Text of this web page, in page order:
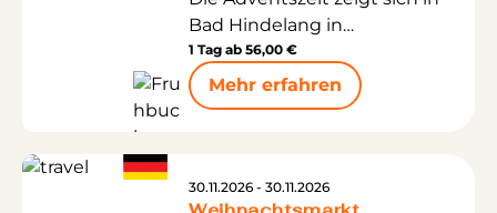
Bad Hindelang in
Deutschland von ihrer ganz
besonderen Seite.
Eingebettet in die
Weihnachtsmarkt, der mit
1 Tag ab 56,00 €
Mehr erfahren
30.11.2026 - 30.11.2026